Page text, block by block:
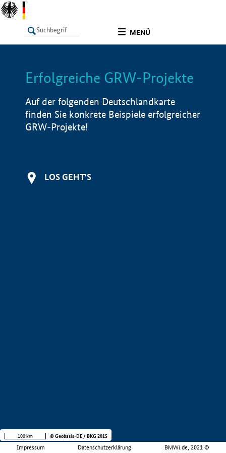
MENÜ
LISTE Info
Erfolgreiche GRW-Projekte
Auf der folgenden Deutschlandkarte
finden Sie konkrete Beispiele erfolgreicher
GRW-Projekte!
LOS GEHT'S
Impressum Datenschutzerklärung BMWi.de, 2021 ©
100 km © Geobasis-DE / BKG 2015